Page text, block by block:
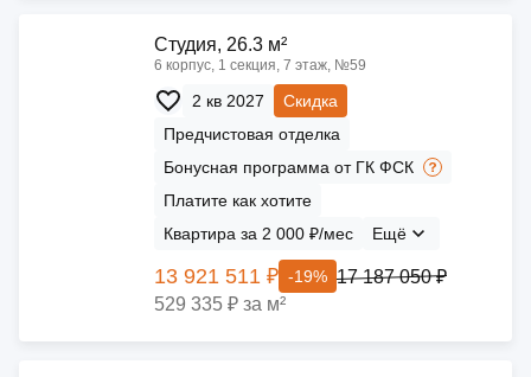
Cтудия, 26.3 м²
6 корпус, 1 секция, 7 этаж, №59
2 кв 2027
Скидка
Предчистовая отделка
Бонусная программа от ГК ФСК
Платите как хотите
Квартира за 2 000 ₽/мес
Ещё
13 921 511 ₽ -19% 17 187 050 ₽
529 335 ₽ за м²